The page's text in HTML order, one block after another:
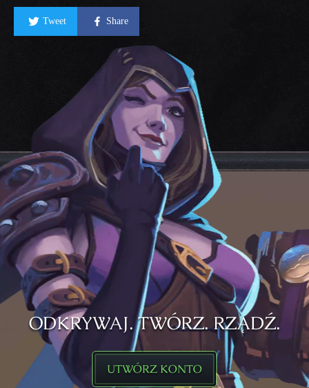
Tweet Share
ODKRYWAJ. TWÓRZ. RZĄDŹ.
UTWÓRZ KONTO